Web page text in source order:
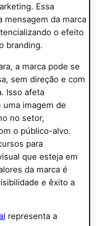
Essa
mensagem da marca
o efeito
branding.
a marca pode se
sem direção e com
Isso afeta
imagem de
no setor,
o público-alvo.
para
que esteja em
da marca é
e êxito a
representa a